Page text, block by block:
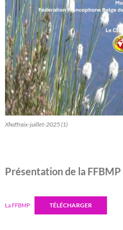
Xhoffraix-juillet-2025 (1)
Présentation de la
La FFBMP TÉLÉCHARGER